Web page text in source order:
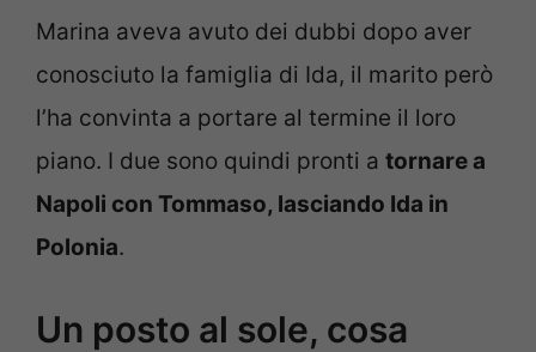
Marina aveva avuto dei dubbi dopo aver
conosciuto la famiglia di Ida, il marito però
l’ha convinta a portare al termine il loro
piano. I due sono quindi pronti a tornare a
Napoli con Tommaso, lasciando Ida in
Polonia.
Un posto al sole, cosa